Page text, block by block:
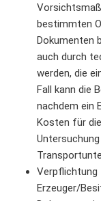
bestimmten
Dokumenten
auch durch
werden, die
Fall kann die
nachdem ein
Kosten für
Verpflichtung
Erzeuger/